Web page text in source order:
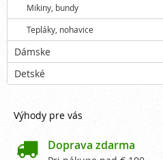
Mikiny, bundy
Tepláky, nohavice
Dámske
Detské
Výhody pre vás
 Doprava zdarma